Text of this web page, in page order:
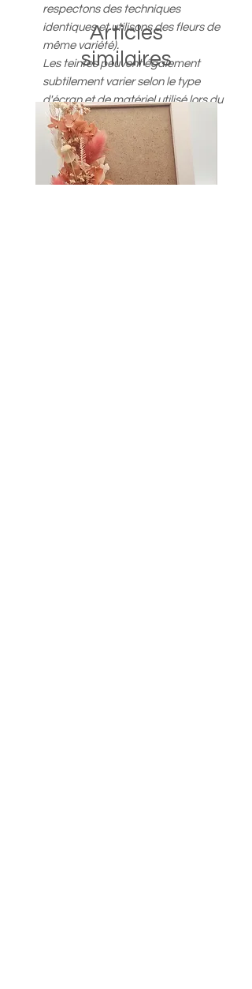
respectons des techniques
identiques et utilisons des fleurs de
même variété).
Les teintes peuvent également
subtilement varier selon le type
d'écran et de matériel utilisé lors du
visionnage.
Articles
similaires